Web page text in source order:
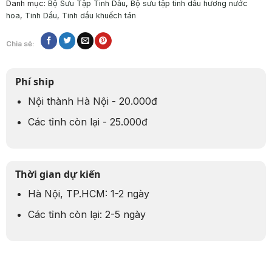
Danh mục: Bộ Sưu Tập Tinh Dầu, Bộ sưu tập tinh dầu hương nước
hoa, Tinh Dầu, Tinh dầu khuếch tán
Chia sẻ:
Phí ship
Nội thành Hà Nội - 20.000đ
Các tỉnh còn lại - 25.000đ
Thời gian dự kiến
Hà Nội, TP.HCM: 1-2 ngày
Các tỉnh còn lại: 2-5 ngày